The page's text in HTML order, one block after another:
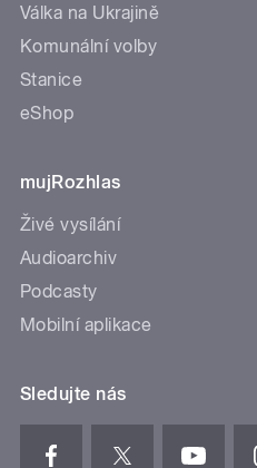
Válka na Ukrajině
Komunální volby
Stanice
eShop
mujRozhlas
Živé vysílání
Audioarchiv
Podcasty
Mobilní aplikace
Sledujte nás